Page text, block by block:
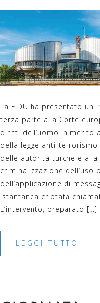
La FIDU ha presentato un
terza parte alla Corte
diritti dell’uomo in merito
della legge anti-terrorismo
delle autorità turche e alla
criminalizzazione dell’uso
dell’applicazione di
istantanea criptata
L’intervento, preparato […]
LEGGI TUTTO